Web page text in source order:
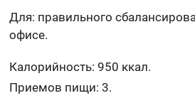
Для: правильного
офисе.
Калорийность: 950 ккал.
Приемов пищи: 3.